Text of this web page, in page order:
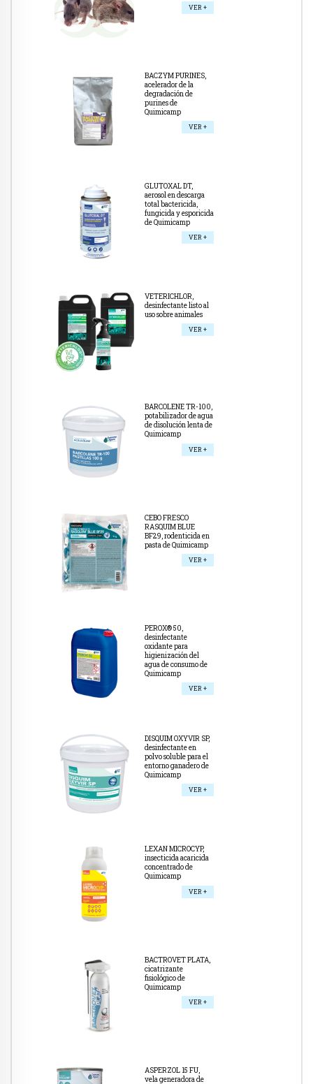
VER +
BACZYM PURINES,
acelerador de la
degradación de
purines de
Quimicamp
VER +
GLUTOXAL DT,
aerosol en descarga
total bactericida,
fungicida y esporicida
de Quimicamp
VER +
VETERICHLOR,
desinfectante listo al
uso sobre animales
VER +
BARCOLENE TR-100,
potabilizador de agua
de disolución lenta de
Quimicamp
VER +
CEBO FRESCO
RASQUIM BLUE
BF29, rodenticida en
pasta de Quimicamp
VER +
PEROX® 50,
desinfectante
oxidante para
higienización del
agua de consumo de
Quimicamp
VER +
DISQUIM OXYVIR SP,
desinfectante en
polvo soluble para el
entorno ganadero de
Quimicamp
VER +
LEXAN MICROCYP,
insecticida acaricida
concentrado de
Quimicamp
VER +
BACTROVET PLATA,
cicatrizante
fisiológico de
Quimicamp
VER +
ASPERZOL 15 FU,
vela generadora de